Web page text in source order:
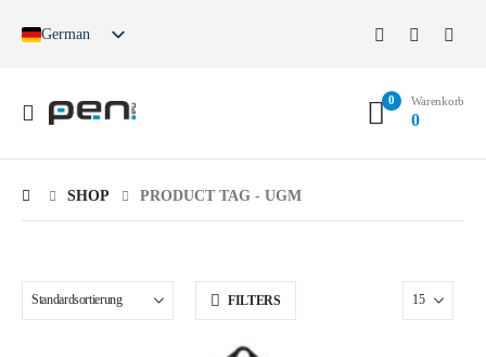
German
Spanish
0 Warenkorb
0
SHOP PRODUCT TAG - UGM
FILTERS